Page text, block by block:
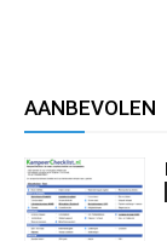
AANBEVOLEN